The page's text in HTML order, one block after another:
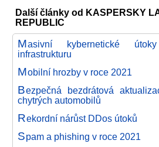
Další články od KASPERSKY
REPUBLIC
Masivní kybernetické
infrastrukturu
Mobilní hrozby v roce 2021
Bezpečná bezdrátová
chytrých automobilů
Rekordní nárůst DDos útoků
Spam a phishing v roce 2021